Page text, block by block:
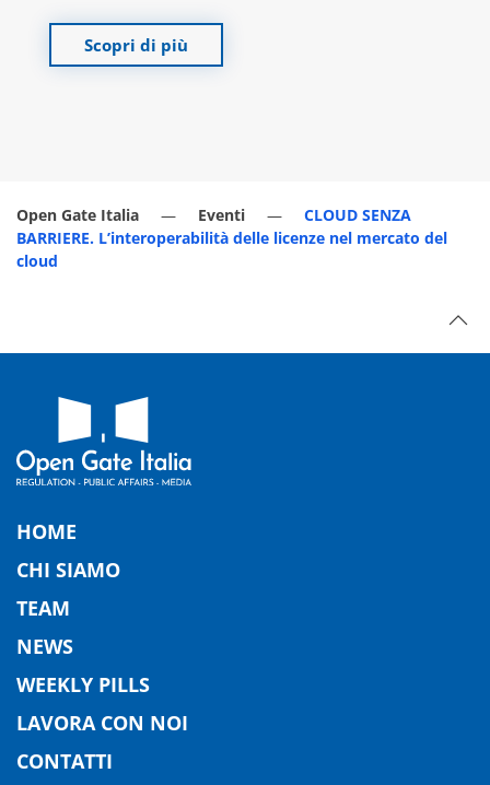
Scopri di più
Open Gate Italia Eventi
CLOUD SENZA
BARRIERE. L’interoperabilità delle licenze nel mercato del
cloud
HOME
CHI SIAMO
TEAM
NEWS
WEEKLY PILLS
LAVORA CON NOI
CONTATTI